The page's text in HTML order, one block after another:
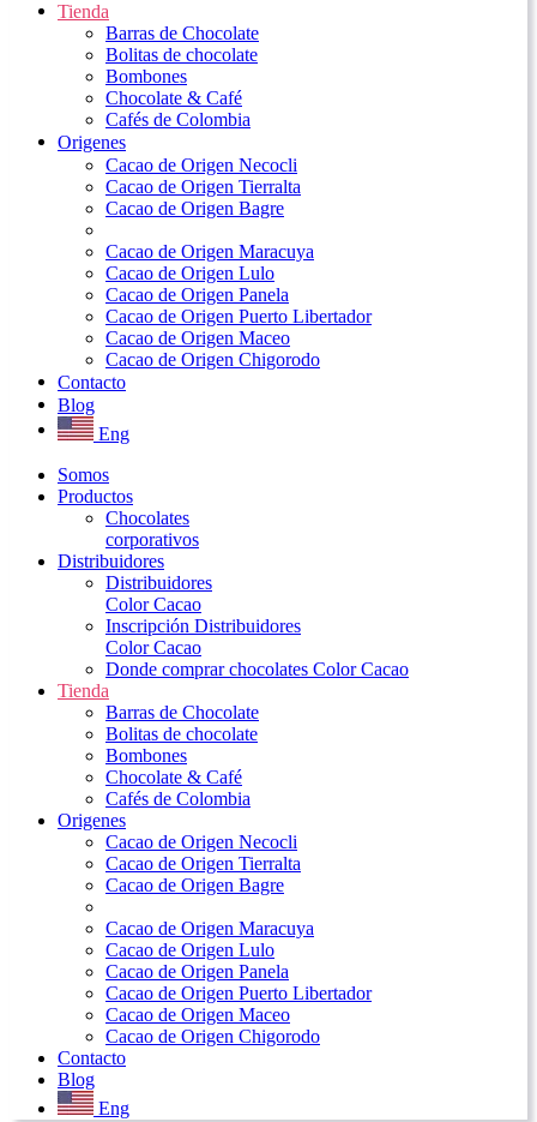
Tienda
Barras de Chocolate
Bolitas de chocolate
Bombones
Chocolate & Café
Cafés de Colombia
Origenes
Cacao de Origen Necocli
Cacao de Origen Tierralta
Cacao de Origen Bagre
Cacao de Origen Maracuya
Cacao de Origen Lulo
Cacao de Origen Panela
Cacao de Origen Puerto Libertador
Cacao de Origen Maceo
Cacao de Origen Chigorodo
Contacto
Blog
Eng
Somos
Productos
Chocolates
corporativos
Distribuidores
Distribuidores
Color Cacao
Inscripción Distribuidores
Color Cacao
Donde comprar chocolates Color Cacao
Tienda
Barras de Chocolate
Bolitas de chocolate
Bombones
Chocolate & Café
Cafés de Colombia
Origenes
Cacao de Origen Necocli
Cacao de Origen Tierralta
Cacao de Origen Bagre
Cacao de Origen Maracuya
Cacao de Origen Lulo
Cacao de Origen Panela
Cacao de Origen Puerto Libertador
Cacao de Origen Maceo
Cacao de Origen Chigorodo
Contacto
Blog
Eng